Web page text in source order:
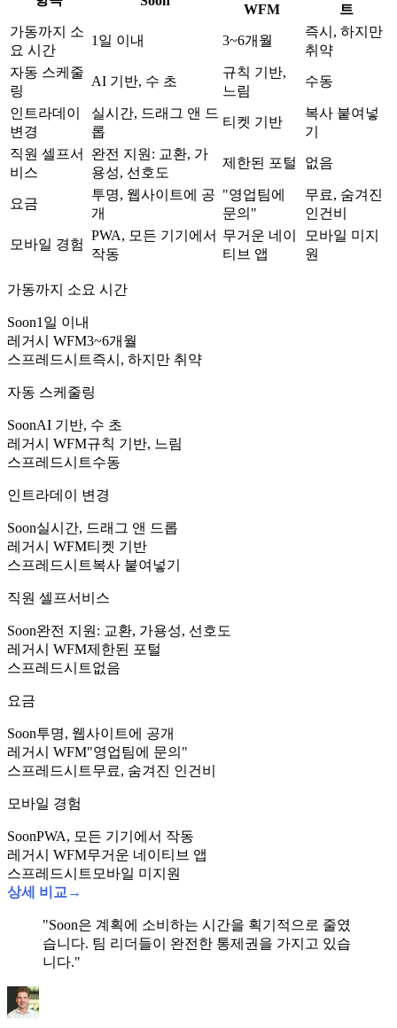
WFM
트
가동까지 소
요 시간
1일 이내 3~6개월
즉시, 하지만
취약
자동 스케줄
링
AI 기반, 수 초
규칙 기반,
느림
수동
인트라데이
변경
실시간, 드래그 앤 드
롭
티켓 기반
복사 붙여넣
기
직원 셀프서
비스
완전 지원: 교환, 가
용성, 선호도
제한된 포털 없음
요금
투명, 웹사이트에 공
개
"영업팀에
문의"
무료, 숨겨진
인건비
모바일 경험
PWA, 모든 기기에서
작동
무거운 네이
티브 앱
모바일 미지
원
가동까지 소요 시간
Soon1일 이내
레거시 WFM3~6개월
스프레드시트즉시, 하지만 취약
자동 스케줄링
SoonAI 기반, 수 초
레거시 WFM규칙 기반, 느림
스프레드시트수동
인트라데이 변경
Soon실시간, 드래그 앤 드롭
레거시 WFM티켓 기반
스프레드시트복사 붙여넣기
직원 셀프서비스
Soon완전 지원: 교환, 가용성, 선호도
레거시 WFM제한된 포털
스프레드시트없음
요금
Soon투명, 웹사이트에 공개
레거시 WFM"영업팀에 문의"
스프레드시트무료, 숨겨진 인건비
모바일 경험
SoonPWA, 모든 기기에서 작동
레거시 WFM무거운 네이티브 앱
스프레드시트 모바일 미지원
상세 비교 →
"Soon은 계획에 소비하는 시간을 획기적으로 줄였
습니다. 팀 리더들이 완전한 통제권을 가지고 있습
니다."